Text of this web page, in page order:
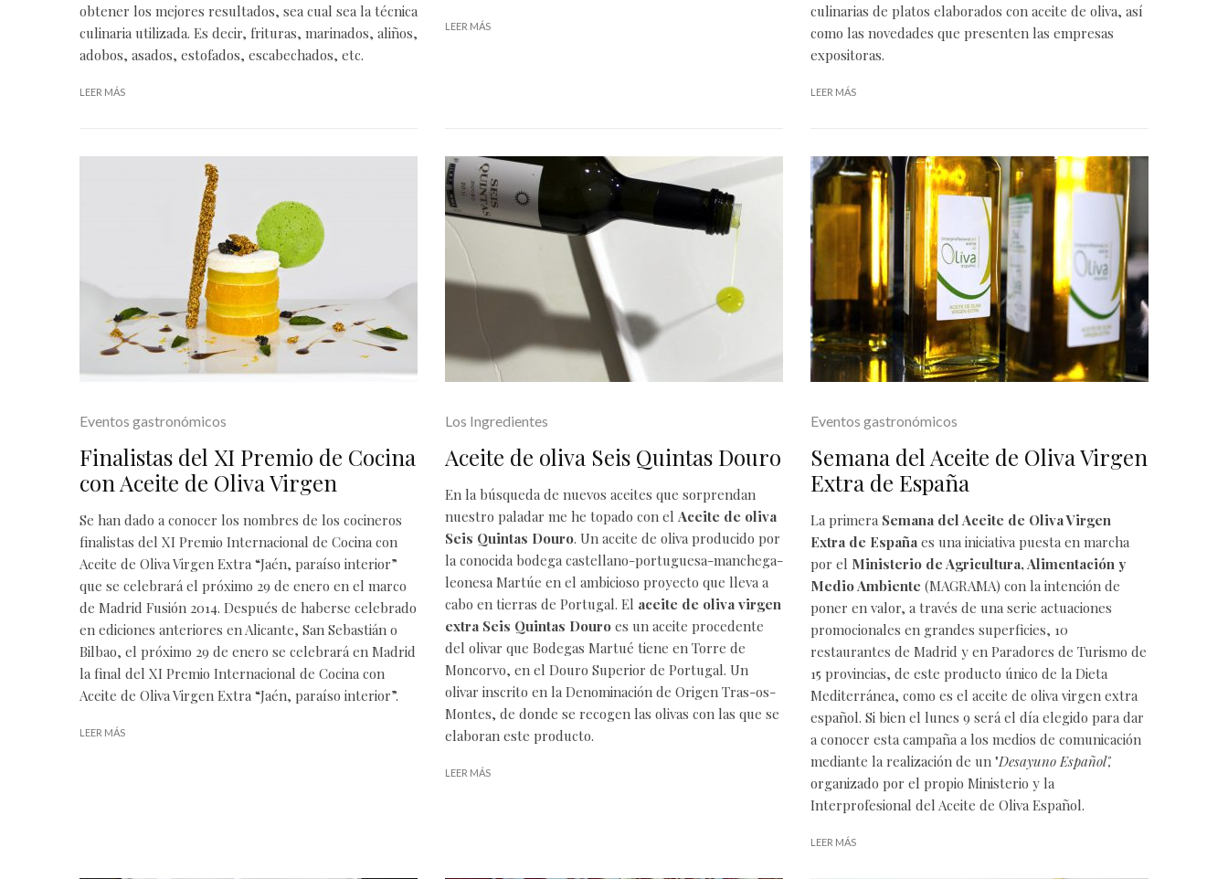
obtener los mejores resultados, sea cual sea la técnica
culinaria utilizada. Es decir, frituras, marinados, aliños,
adobos, asados, estofados, escabechados, etc.
LEER MÁS
LEER MÁS
culinarias de platos elaborados con aceite de oliva, así
como las novedades que presenten las empresas
expositoras.
LEER MÁS
Eventos gastronómicos
Finalistas del XI Premio de Cocina
con Aceite de Oliva Virgen
Se han dado a conocer los nombres de los cocineros
finalistas del XI Premio Internacional de Cocina con
Aceite de Oliva Virgen Extra “Jaén, paraíso interior”
que se celebrará el próximo 29 de enero en el marco
de Madrid Fusión 2014. Después de haberse celebrado
en ediciones anteriores en Alicante, San Sebastián o
Bilbao, el próximo 29 de enero se celebrará en Madrid
la final del XI Premio Internacional de Cocina con
Aceite de Oliva Virgen Extra “Jaén, paraíso interior”.
LEER MÁS
Los Ingredientes
Aceite de oliva Seis Quintas Douro
En la búsqueda de nuevos aceites que sorprendan
nuestro paladar me he topado con el Aceite de oliva
Seis Quintas Douro. Un aceite de oliva producido por
la conocida bodega castellano-portuguesa-manchega-
leonesa Martúe en el ambicioso proyecto que lleva a
cabo en tierras de Portugal. El aceite de oliva virgen
extra Seis Quintas Douro es un aceite procedente
del olivar que Bodegas Martué tiene en Torre de
Moncorvo, en el Douro Superior de Portugal. Un
olivar inscrito en la Denominación de Origen Tras-os-
Montes, de donde se recogen las olivas con las que se
elaboran este producto.
LEER MÁS
Eventos gastronómicos
Semana del Aceite de Oliva Virgen
Extra de España
La primera Semana del Aceite de Oliva Virgen
Extra de España es una iniciativa puesta en marcha
por el Ministerio de Agricultura, Alimentación y
Medio Ambiente (MAGRAMA) con la intención de
poner en valor, a través de una serie actuaciones
promocionales en grandes superficies, 10
restaurantes de Madrid y en Paradores de Turismo de
15 provincias, de este producto único de la Dieta
Mediterránea, como es el aceite de oliva virgen extra
español. Si bien el lunes 9 será el día elegido para dar
a conocer esta campaña a los medios de comunicación
mediante la realización de un "Desayuno Español",
organizado por el propio Ministerio y la
Interprofesional del Aceite de Oliva Español.
LEER MÁS